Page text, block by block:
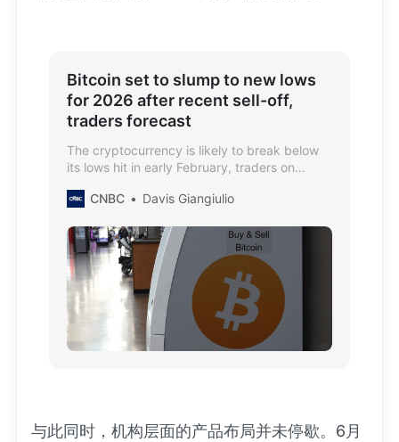
Bitcoin set to slump to new lows
for 2026 after recent sell-off,
traders forecast
The cryptocurrency is likely to break below
its lows hit in early February, traders on
CNBC
Davis Giangiulio
与此同时，机构层面的产品布局并未停歇。6月